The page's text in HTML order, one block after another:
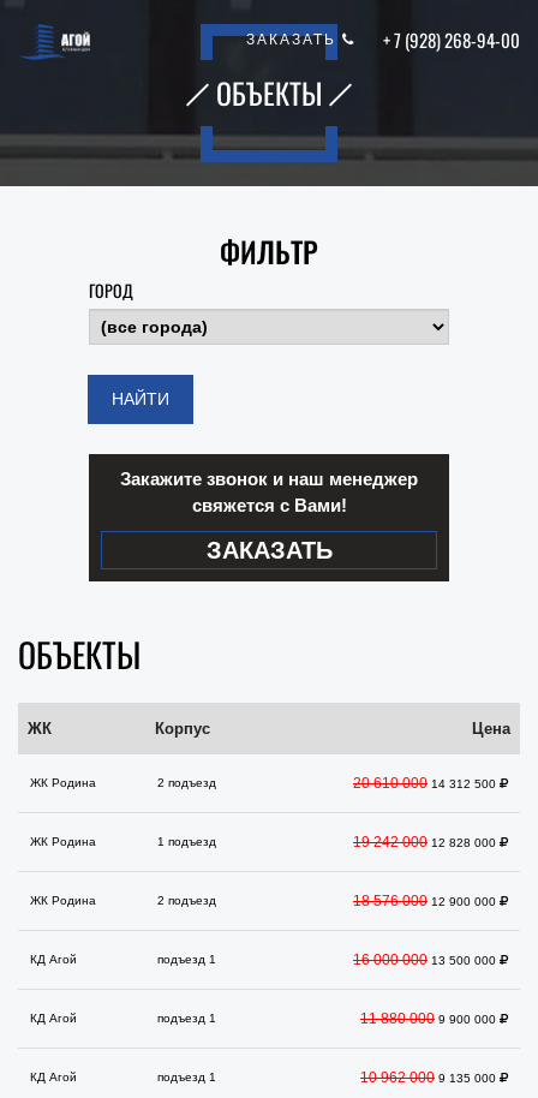
ЗАКАЗАТЬ + 7 (928) 268-94-00
ОБЪЕКТЫ
ФИЛЬТР
ГОРОД
Закажите звонок и наш менеджер
свяжется с Вами!
ЗАКАЗАТЬ
ОБЪЕКТЫ
ЖК Корпус Цена
ЖК Родина 2 подъезд 20 610 000 14 312 500
ЖК Родина 1 подъезд 19 242 000 12 828 000
ЖК Родина 2 подъезд 18 576 000 12 900 000
КД Агой подъезд 1 16 000 000 13 500 000
КД Агой подъезд 1 11 880 000 9 900 000
КД Агой подъезд 1 10 962 000 9 135 000